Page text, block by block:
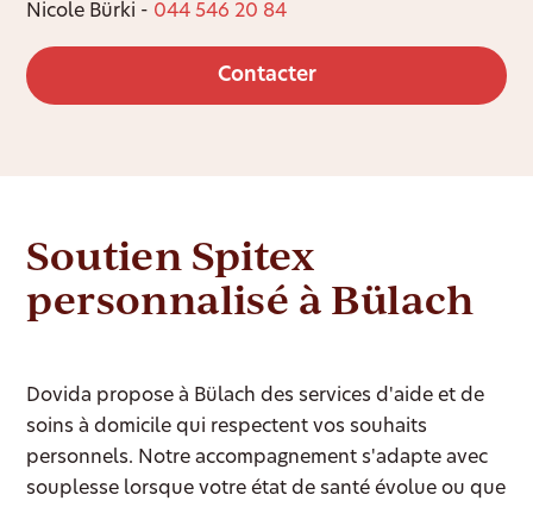
Nicole Bürki - 044 546 20 84
Contacter
Soutien Spitex
personnalisé à Bülach
Dovida propose à Bülach des services d'aide et de
soins à domicile qui respectent vos souhaits
personnels. Notre accompagnement s'adapte avec
souplesse lorsque votre état de santé évolue ou que